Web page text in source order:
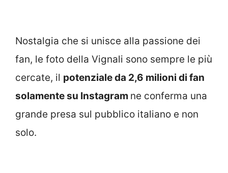
Nostalgia che si unisce alla passione dei
fan, le foto della Vignali sono sempre le più
cercate, il potenziale da 2,6 milioni di fan
solamente su Instagram ne conferma una
grande presa sul pubblico italiano e non
solo.